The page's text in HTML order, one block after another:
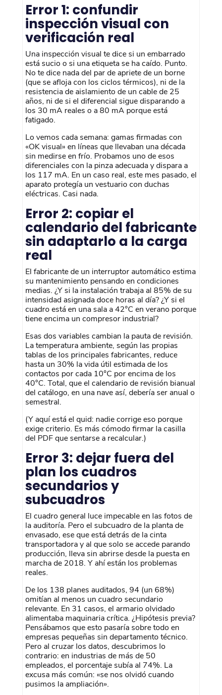
Error 1: confundir
inspección visual con
verificación real
Una inspección visual te dice si un embarrado
está sucio o si una etiqueta se ha caído. Punto.
No te dice nada del par de apriete de un borne
(que se afloja con los ciclos térmicos), ni de la
resistencia de aislamiento de un cable de 25
años, ni de si el diferencial sigue disparando a
los 30 mA reales o a 80 mA porque está
fatigado.
Lo vemos cada semana: gamas firmadas con
«OK visual» en líneas que llevaban una década
sin medirse en frío. Probamos uno de esos
diferenciales con la pinza adecuada y dispara a
los 117 mA. En un caso real, este mes pasado, el
aparato protegía un vestuario con duchas
eléctricas. Casi nada.
Error 2: copiar el
calendario del fabricante
sin adaptarlo a la carga
real
El fabricante de un interruptor automático estima
su mantenimiento pensando en condiciones
medias. ¿Y si la instalación trabaja al 85% de su
intensidad asignada doce horas al día? ¿Y si el
cuadro está en una sala a 42°C en verano porque
tiene encima un compresor industrial?
Esas dos variables cambian la pauta de revisión.
La temperatura ambiente, según las propias
tablas de los principales fabricantes, reduce
hasta un 30% la vida útil estimada de los
contactos por cada 10°C por encima de los
40°C. Total, que el calendario de revisión bianual
del catálogo, en una nave así, debería ser anual o
semestral.
(Y aquí está el quid: nadie corrige eso porque
exige criterio. Es más cómodo firmar la casilla
del PDF que sentarse a recalcular.)
Error 3: dejar fuera del
plan los cuadros
secundarios y
subcuadros
El cuadro general luce impecable en las fotos de
la auditoría. Pero el subcuadro de la planta de
envasado, ese que está detrás de la cinta
transportadora y al que solo se accede parando
producción, lleva sin abrirse desde la puesta en
marcha de 2018. Y ahí están los problemas
reales.
De los 138 planes auditados, 94 (un 68%)
omitían al menos un cuadro secundario
relevante. En 31 casos, el armario olvidado
alimentaba maquinaria crítica. ¿Hipótesis previa?
Pensábamos que esto pasaría sobre todo en
empresas pequeñas sin departamento técnico.
Pero al cruzar los datos, descubrimos lo
contrario: en industrias de más de 50
empleados, el porcentaje subía al 74%. La
excusa más común: «se nos olvidó cuando
pusimos la ampliación».